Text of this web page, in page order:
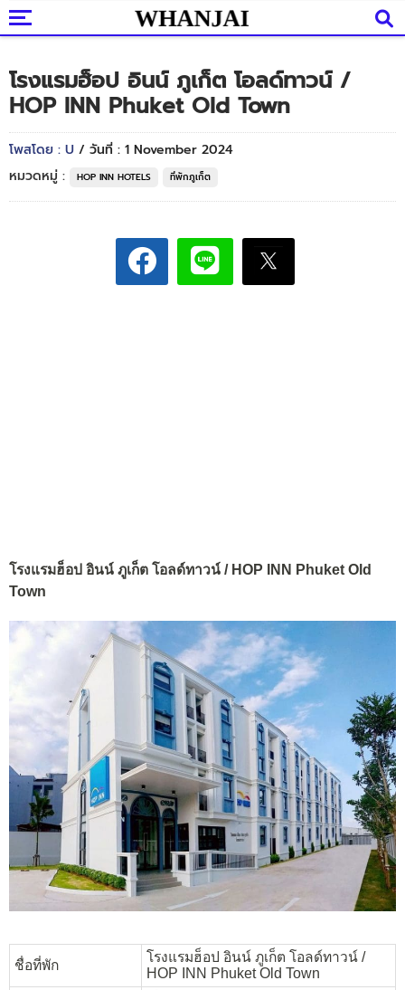
โรงแรมฮ็อป อินน์ ภูเก็ต โอลด์ทาวน์ /
HOP INN Phuket Old Town
โพสโดย : U / วันที่ : 1 November 2024
หมวดหมู่ :
HOP INN HOTELS ที่พักภูเก็ต
โรงแรมฮ็อป อินน์ ภูเก็ต โอลด์ทาวน์ / HOP INN Phuket Old
Town
ชื่อที่พัก
โรงแรมฮ็อป อินน์ ภูเก็ต โอลด์ทาวน์ /
HOP INN Phuket Old Town